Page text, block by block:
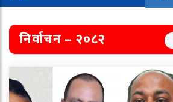
निर्वाचन – २०८२